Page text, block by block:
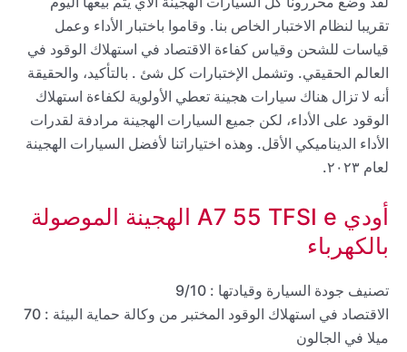
تقريبا لنظام الاختبار الخاص بنا. وقاموا باختبار الأداء وعمل
قياسات للشحن وقياس كفاءة الاقتصاد في استهلاك الوقود في
العالم الحقيقي. وتشمل الإختبارات كل شئ . بالتأكيد، والحقيقة
أنه لا تزال هناك سيارات هجينة تعطي الأولوية لكفاءة استهلاك
الوقود على الأداء، لكن جميع السيارات الهجينة مرادفة لقدرات
الأداء الديناميكي الأقل. وهذه اختياراتنا لأفضل السيارات الهجينة
لعام ٢٠٢٣.
أودي A7 55 TFSI e الهجينة الموصولة
بالكهرباء
تصنيف جودة السيارة وقيادتها : 9/10
الاقتصاد في استهلاك الوقود المختبر من وكالة حماية البيئة : 70
ميلا في الجالون